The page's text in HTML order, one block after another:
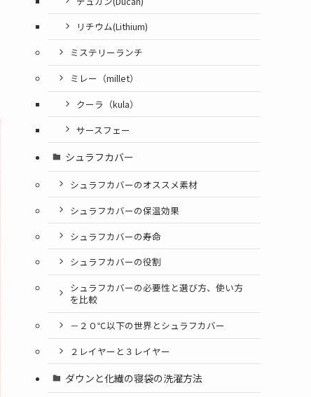
リチウム(Lithium)
ミステリーランチ
ミレー（millet）
クーラ（kula）
サースフェー
シュラフカバー
シュラフカバーのオススメ素材
シュラフカバーの保温効果
シュラフカバーの寿命
シュラフカバーの役割
シュラフカバーの必要性と選び方、使い方
を比較
－２０℃以下の世界とシュラフカバー
２レイヤーと３レイヤー
ダウンと化繊の寝袋の洗濯方法